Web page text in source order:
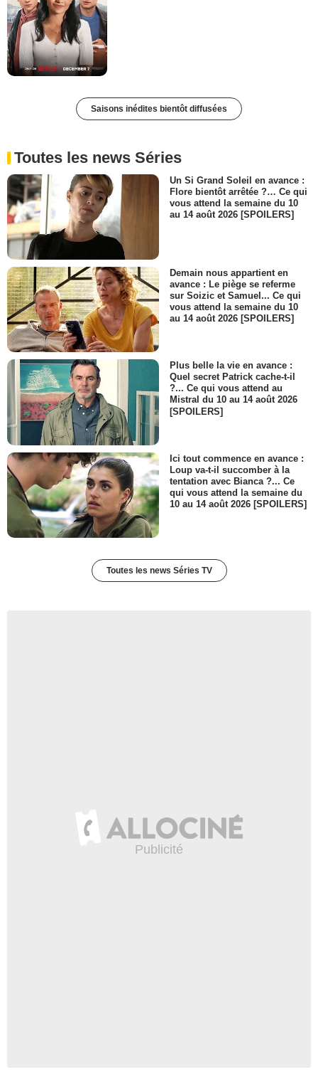
Saisons inédites bientôt diffusées
Toutes les news Séries
Un Si Grand Soleil en avance :
Flore bientôt arrêtée ?… Ce qui
vous attend la semaine du 10
au 14 août 2026 [SPOILERS]
Demain nous appartient en
avance : Le piège se referme
sur Soizic et Samuel... Ce qui
vous attend la semaine du 10
au 14 août 2026 [SPOILERS]
Plus belle la vie en avance :
Quel secret Patrick cache-t-il
?... Ce qui vous attend au
Mistral du 10 au 14 août 2026
[SPOILERS]
Ici tout commence en avance :
Loup va-t-il succomber à la
tentation avec Bianca ?... Ce
qui vous attend la semaine du
10 au 14 août 2026 [SPOILERS]
Toutes les news Séries TV